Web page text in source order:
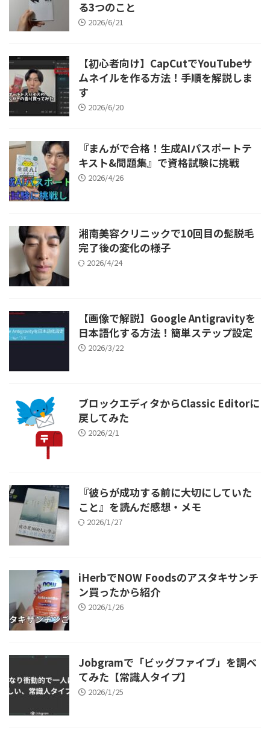
る3つのこと
2026/6/21
【初心者向け】CapCutでYouTubeサ
ムネイルを作る方法！手順を解説しま
す
2026/6/20
『まんがで合格！生成AIパスポートテ
キスト&問題集』で資格試験に挑戦
2026/4/26
湘南美容クリニックで10回目の髭脱毛
完了後の変化の様子
2026/4/24
【画像で解説】Google Antigravityを
日本語化する方法！簡単ステップ設定
2026/3/22
ブロックエディタからClassic Editorに
戻してみた
2026/2/1
『彼らが成功する前に大切にしていた
こと』を読んだ感想・メモ
2026/1/27
iHerbでNOW Foodsのアスタキサンチ
ン買ったから紹介
2026/1/26
Jobgramで「ビッグファイブ」を調べ
てみた【常識人タイプ】
2026/1/25